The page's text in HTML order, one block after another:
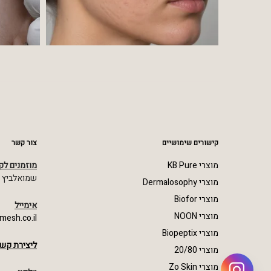
קישורים שימושיים
מוצרי KB Pure
מוצרי Dermalosophy
מוצרי Biofor
מוצרי NOON
מוצרי Biopeptix
מוצרי 20/80
מוצרי Zo Skin
צור קשר
מוזמנים
שמואלביץ מרדכי
אימייל
ליצירת